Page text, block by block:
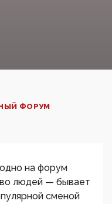
ФОРУМ
на форум
людей — бывает
сменой